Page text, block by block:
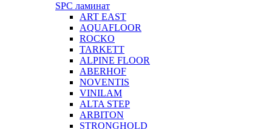
SPC ламинат
ART EAST
AQUAFLOOR
ROCKO
TARKETT
ALPINE FLOOR
ABERHOF
NOVENTIS
VINILAM
ALTA STEP
ARBITON
STRONGHOLD